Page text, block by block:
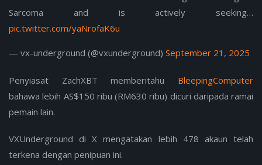
Sarcoma and is actively seeking…
pic.twitter.com/yaNrofaK6u
— vx-underground (@vxunderground) September 21, 2025
Penyiasat ZachXBT memberitahu BleepingComputer
bahawa lebih AS$150 ribu (RM630 ribu) dicuri daripada ramai
pemain lain.
VXUnderground di X mengatakan lebih 478 akaun telah
terkena dengan penipuan ini.